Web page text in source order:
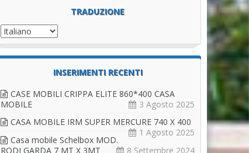
TRADUZIONE
INSERIMENTI RECENTI
CASE MOBILI CRIPPA ELITE 860*400 CASA
MOBILE
3 Agosto 2025
CASA MOBILE IRM SUPER MERCURE 740 X 400
1 Agosto 2025
Casa mobile Schelbox MOD.
RODI GARDA 7 MT X 3MT
8 Settembre 2024